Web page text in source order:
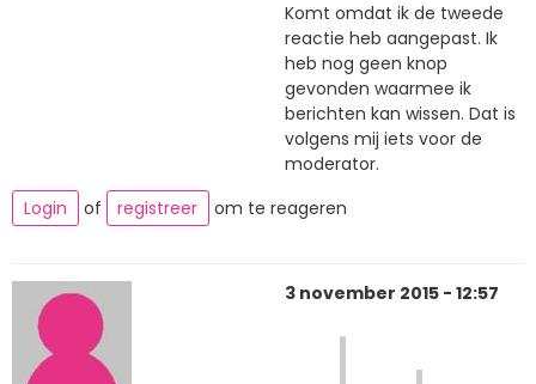
Komt omdat ik de tweede
reactie heb aangepast. Ik
heb nog geen knop
gevonden waarmee ik
berichten kan wissen. Dat is
volgens mij iets voor de
moderator.
Login
of registreer om te reageren
3 november 2015 - 12:57